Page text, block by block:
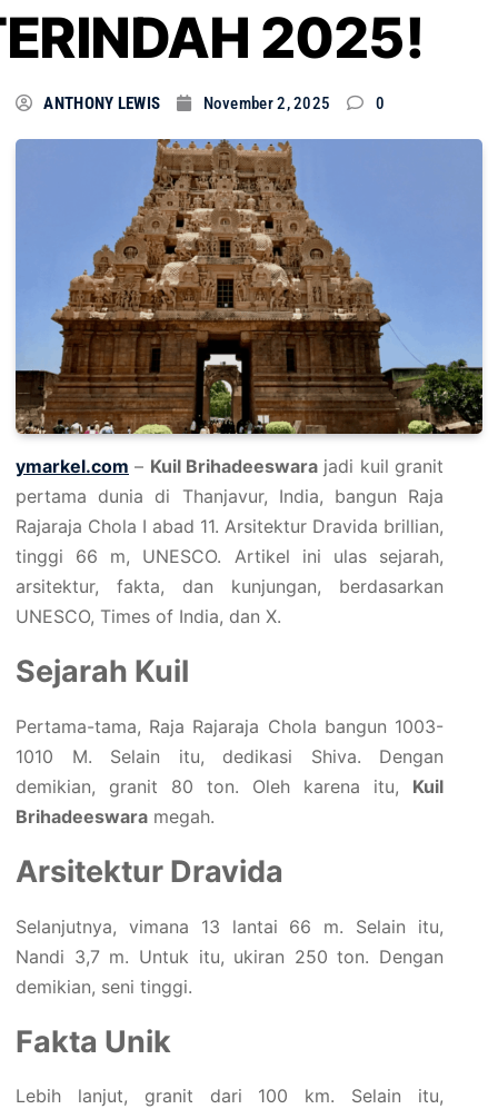
2025!
ANTHONY LEWIS November 2, 2025 0
ymarkel.com – Kuil Brihadeeswara jadi kuil granit
pertama dunia di Thanjavur, India, bangun Raja
Rajaraja Chola I abad 11. Arsitektur Dravida brillian,
tinggi 66 m, UNESCO. Artikel ini ulas sejarah,
arsitektur, fakta, dan kunjungan, berdasarkan
UNESCO, Times of India, dan X.
Sejarah Kuil
Pertama-tama, Raja Rajaraja Chola bangun 1003-
1010 M. Selain itu, dedikasi Shiva. Dengan
demikian, granit 80 ton. Oleh karena itu, Kuil
Brihadeeswara megah.
Arsitektur Dravida
Selanjutnya, vimana 13 lantai 66 m. Selain itu,
Nandi 3,7 m. Untuk itu, ukiran 250 ton. Dengan
demikian, seni tinggi.
Fakta Unik
Lebih lanjut, granit dari 100 km. Selain itu,